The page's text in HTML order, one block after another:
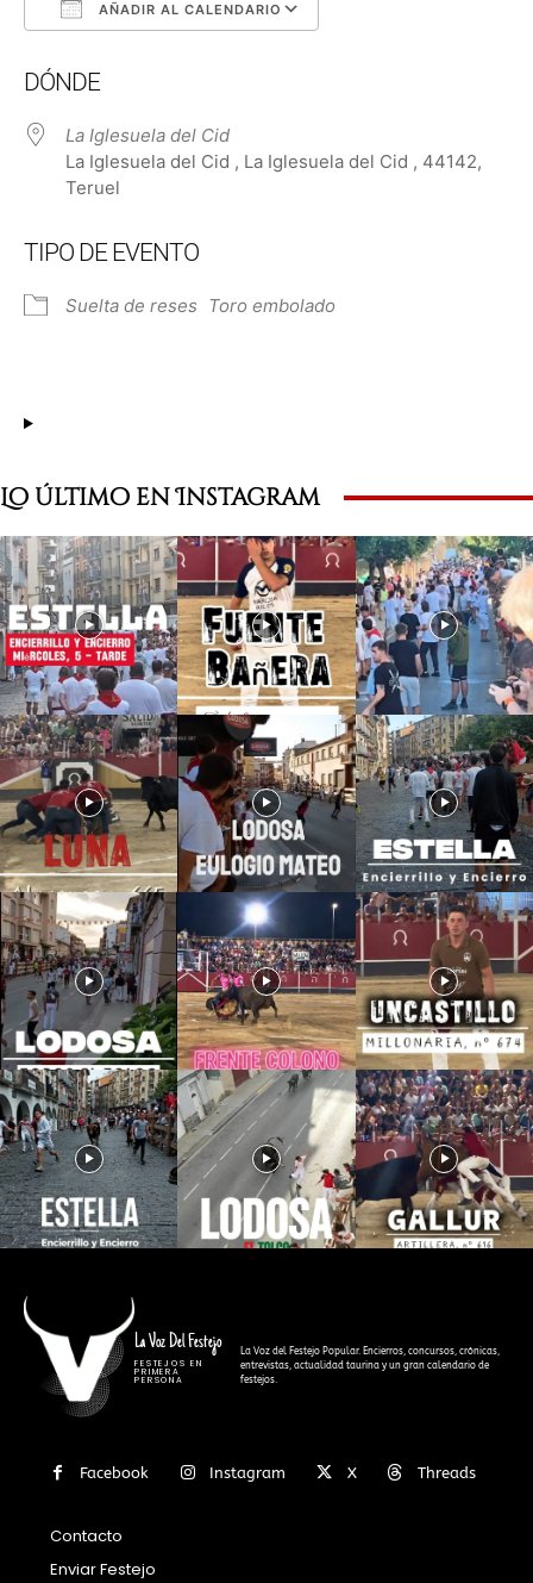
AÑADIR AL CALENDARIO
DÓNDE
La Iglesuela del Cid
La Iglesuela del Cid , La Iglesuela del Cid , 44142,
Teruel
TIPO DE EVENTO
Suelta de reses Toro embolado
Lo último en Instagram
La Voz Del Festejo
FESTEJOS EN
PRIMERA
PERSONA
La Voz del Festejo Popular. Encierros, concursos, crónicas,
entrevistas, actualidad taurina y un gran calendario de
festejos.
Facebook Instagram X Threads
Contacto
Enviar Festejo